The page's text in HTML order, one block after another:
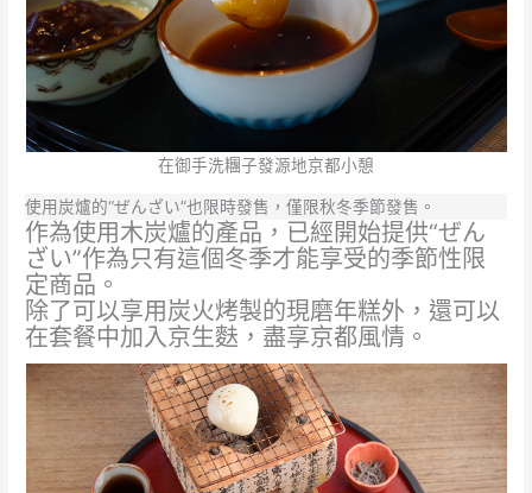
在御手洗糰子發源地京都小憩
使用炭爐的“ぜんざい”也限時發售，僅限秋冬季節發售。
作為使用木炭爐的產品，已經開始提供“ぜん
ざい”作為只有這個冬季才能享受的季節性限
定商品。
除了可以享用炭火烤製的現磨年糕外，還可以
在套餐中加入京生麩，盡享京都風情。